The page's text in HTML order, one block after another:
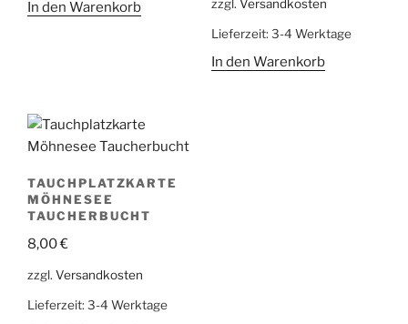
In den Warenkorb zzgl. Versandkosten
Lieferzeit: 3-4 Werktage
In den Warenkorb
TAUCHPLATZKARTE
MÖHNESEE
TAUCHERBUCHT
8,00€
zzgl. Versandkosten
Lieferzeit: 3-4 Werktage